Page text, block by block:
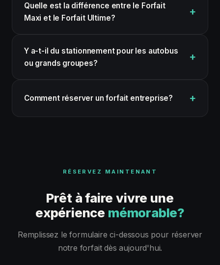
Quelle est la différence entre le Forfait
Maxi et le Forfait Ultime?
Y a-t-il du stationnement pour les autobus
ou grands groupes?
Comment réserver un forfait entreprise?
RÉSERVEZ MAINTENANT
Prêt à faire vivre une
expérience mémorable?
Remplissez le formulaire ci-dessous pour réserver
notre forfait dès aujourd'hui.